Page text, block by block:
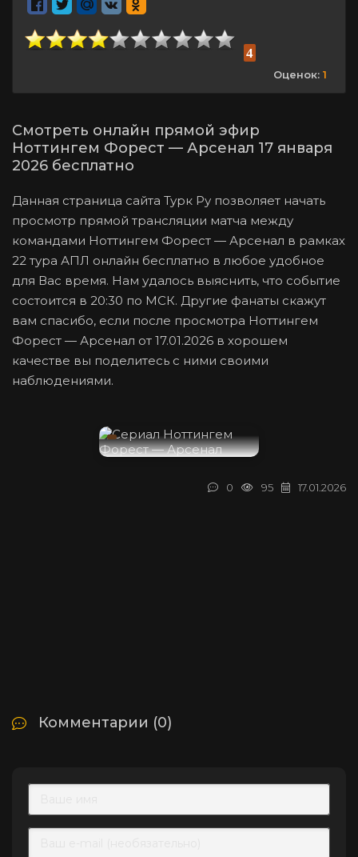
Данная страница сайта Турк Ру позволяет начать
просмотр прямой трансляции матча между
командами Ноттингем Форест — Арсенал в рамках
22 тура АПЛ онлайн бесплатно в любое удобное
для Вас время. Нам удалось выяснить, что событие
состоится в 20:30 по МСК. Другие фанаты скажут
вам спасибо, если после просмотра Ноттингем
Форест — Арсенал от 17.01.2026 в хорошем
качестве вы поделитесь с ними своими
наблюдениями.
Смотреть онлайн прямой эфир
Ноттингем Форест — Арсенал 17 января
2026 бесплатно
4
Оценок: 1
17.01.2026
95
0
Комментарии (0)